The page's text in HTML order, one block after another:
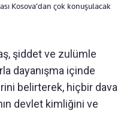
Kosova’dan çok konuşulacak
şiddet ve zulümle
dayanışma içinde
belirterek, hiçbir dava
devlet kimliğini ve